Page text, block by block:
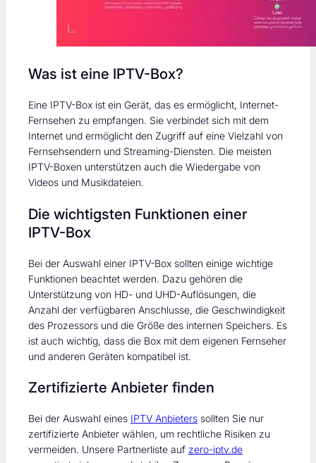
Was ist eine IPTV-Box?
Eine IPTV-Box ist ein Gerät, das es ermöglicht, Internet-
Fernsehen zu empfangen. Sie verbindet sich mit dem
Internet und ermöglicht den Zugriff auf eine Vielzahl von
Fernsehsendern und Streaming-Diensten. Die meisten
IPTV-Boxen unterstützen auch die Wiedergabe von
Videos und Musikdateien.
Die wichtigsten Funktionen einer
IPTV-Box
Bei der Auswahl einer IPTV-Box sollten einige wichtige
Funktionen beachtet werden. Dazu gehören die
Unterstützung von HD- und UHD-Auflösungen, die
Anzahl der verfügbaren Anschlusse, die Geschwindigkeit
des Prozessors und die Größe des internen Speichers. Es
ist auch wichtig, dass die Box mit dem eigenen Fernseher
und anderen Geräten kompatibel ist.
Zertifizierte Anbieter finden
Bei der Auswahl eines IPTV Anbieters sollten Sie nur
zertifizierte Anbieter wählen, um rechtliche Risiken zu
vermeiden. Unsere Partnerliste auf zero-iptv.de